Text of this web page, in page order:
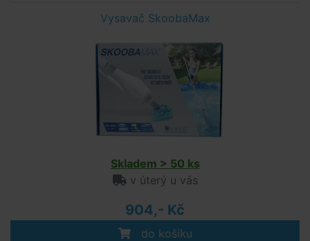
Vysavač SkoobaMax
Skladem > 50 ks
v úterý u vás
904,- Kč
do košíku